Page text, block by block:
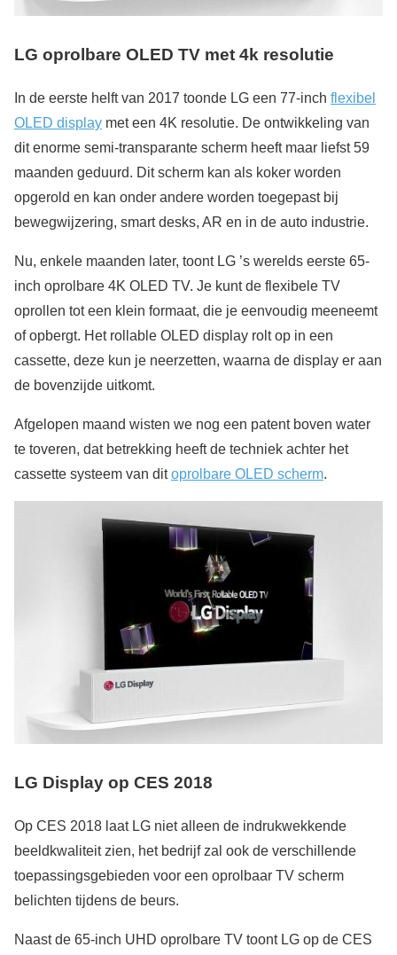
LG oprolbare OLED TV met 4k resolutie
In de eerste helft van 2017 toonde LG een 77-inch flexibel
OLED display met een 4K resolutie. De ontwikkeling van
dit enorme semi-transparante scherm heeft maar liefst 59
maanden geduurd. Dit scherm kan als koker worden
opgerold en kan onder andere worden toegepast bij
bewegwijzering, smart desks, AR en in de auto industrie.
Nu, enkele maanden later, toont LG ’s werelds eerste 65-
inch oprolbare 4K OLED TV. Je kunt de flexibele TV
oprollen tot een klein formaat, die je eenvoudig meeneemt
of opbergt. Het rollable OLED display rolt op in een
cassette, deze kun je neerzetten, waarna de display er aan
de bovenzijde uitkomt.
Afgelopen maand wisten we nog een patent boven water
te toveren, dat betrekking heeft de techniek achter het
cassette systeem van ditoprolbare OLED scherm.
LG Display op CES 2018
Op CES 2018 laat LG niet alleen de indrukwekkende
beeldkwaliteit zien, het bedrijf zal ook de verschillende
toepassingsgebieden voor een oprolbaar TV scherm
belichten tijdens de beurs.
Naast de 65-inch UHD oprolbare TV toont LG op de CES